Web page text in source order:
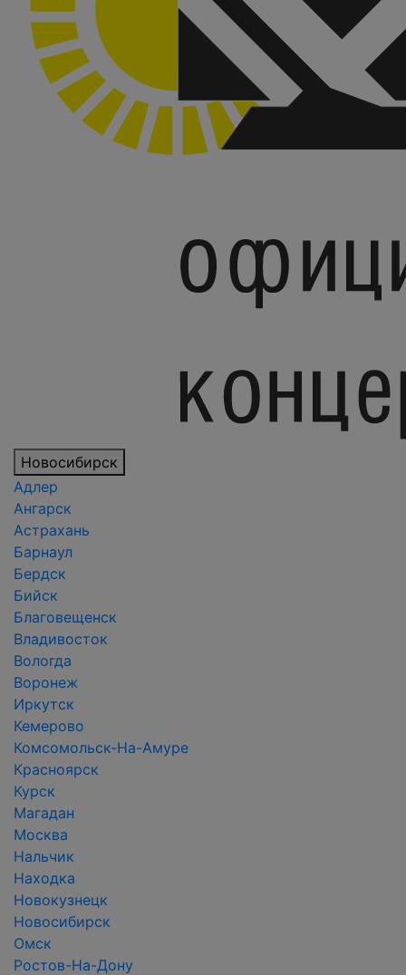
Новосибирск
Адлер
Ангарск
Астрахань
Барнаул
Бердск
Бийск
Благовещенск
Владивосток
Вологда
Воронеж
Иркутск
Кемерово
Комсомольск-На-Амуре
Красноярск
Курск
Магадан
Москва
Нальчик
Находка
Новокузнецк
Новосибирск
Омск
Ростов-На-Дону